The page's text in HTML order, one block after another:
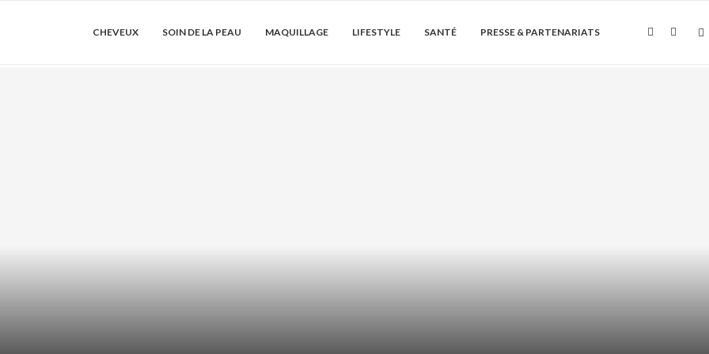
CHEVEUX SOIN DE LA PEAU MAQUILLAGE LIFESTYLE SANTÉ PRESSE & PARTENARIATS